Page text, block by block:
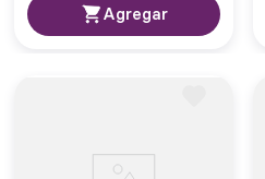
Agregar